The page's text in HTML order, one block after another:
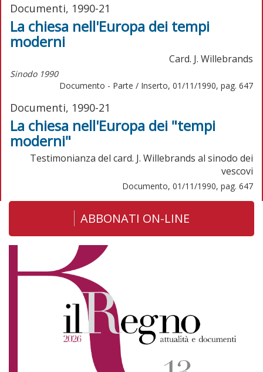
Documenti, 1990-21
La chiesa nell'Europa dei tempi
moderni
Card. J. Willebrands
Sinodo 1990
Documento - Parte / Inserto, 01/11/1990, pag. 647
Documenti, 1990-21
La chiesa nell'Europa dei "tempi
moderni"
Testimonianza del card. J. Willebrands al sinodo dei
vescovi
Documento, 01/11/1990, pag. 647
ABBONATI ON-LINE